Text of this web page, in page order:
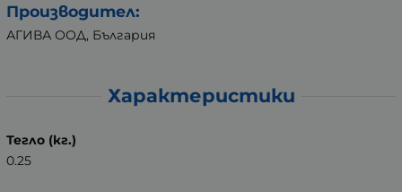
Производител:
АГИВА ООД, България
Характеристики
Тегло (кг.)
0.25